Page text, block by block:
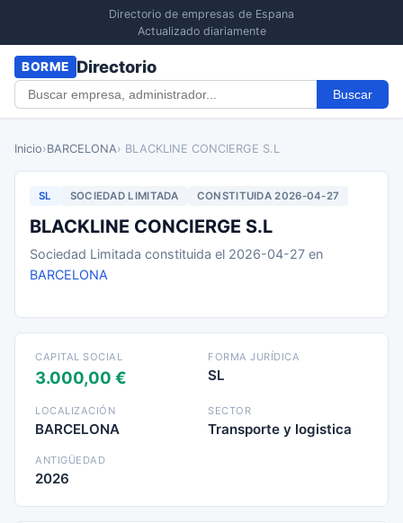
Directorio de empresas de Espana
Actualizado diariamente
BORME Directorio
Buscar
Inicio›BARCELONA› BLACKLINE CONCIERGE S.L
SL SOCIEDAD LIMITADA CONSTITUIDA 2026-04-27
BLACKLINE CONCIERGE S.L
Sociedad Limitada constituida el 2026-04-27 en
BARCELONA
CAPITAL SOCIAL
3.000,00 €
FORMA JURÍDICA
SL
LOCALIZACIÓN
BARCELONA
SECTOR
Transporte y logistica
ANTIGÜEDAD
2026